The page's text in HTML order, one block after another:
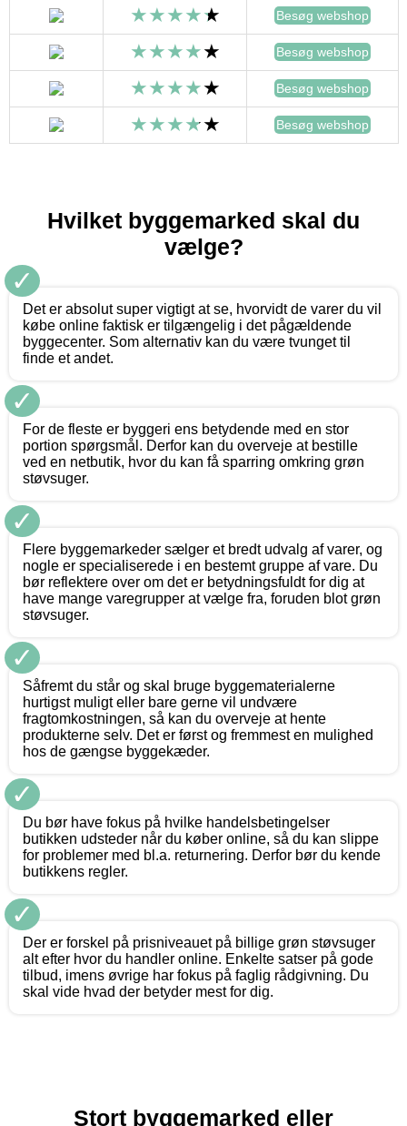
Besøg webshop
Besøg webshop
Besøg webshop
Besøg webshop
Hvilket byggemarked skal du
vælge?
✓
Det er absolut super vigtigt at se, hvorvidt de varer du vil
købe online faktisk er tilgængelig i det pågældende
byggecenter. Som alternativ kan du være tvunget til
finde et andet.
✓
For de fleste er byggeri ens betydende med en stor
portion spørgsmål. Derfor kan du overveje at bestille
ved en netbutik, hvor du kan få sparring omkring grøn
støvsuger.
✓
Flere byggemarkeder sælger et bredt udvalg af varer, og
nogle er specialiserede i en bestemt gruppe af vare. Du
bør reflektere over om det er betydningsfuldt for dig at
have mange varegrupper at vælge fra, foruden blot grøn
støvsuger.
✓
Såfremt du står og skal bruge byggematerialerne
hurtigst muligt eller bare gerne vil undvære
fragtomkostningen, så kan du overveje at hente
produkterne selv. Det er først og fremmest en mulighed
hos de gængse byggekæder.
✓
Du bør have fokus på hvilke handelsbetingelser
butikken udsteder når du køber online, så du kan slippe
for problemer med bl.a. returnering. Derfor bør du kende
butikkens regler.
✓
Der er forskel på prisniveauet på billige grøn støvsuger
alt efter hvor du handler online. Enkelte satser på gode
tilbud, imens øvrige har fokus på faglig rådgivning. Du
skal vide hvad der betyder mest for dig.
Stort byggemarked eller